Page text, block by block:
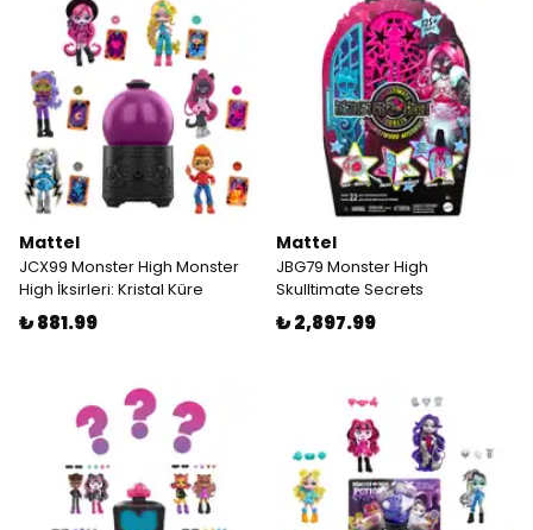
Mattel
JCX99 Monster High Monster
High İksirleri: Kristal Küre
₺ 881.99
Mattel
JBG79 Monster High
Skulltimate Secrets
₺ 2,897.99